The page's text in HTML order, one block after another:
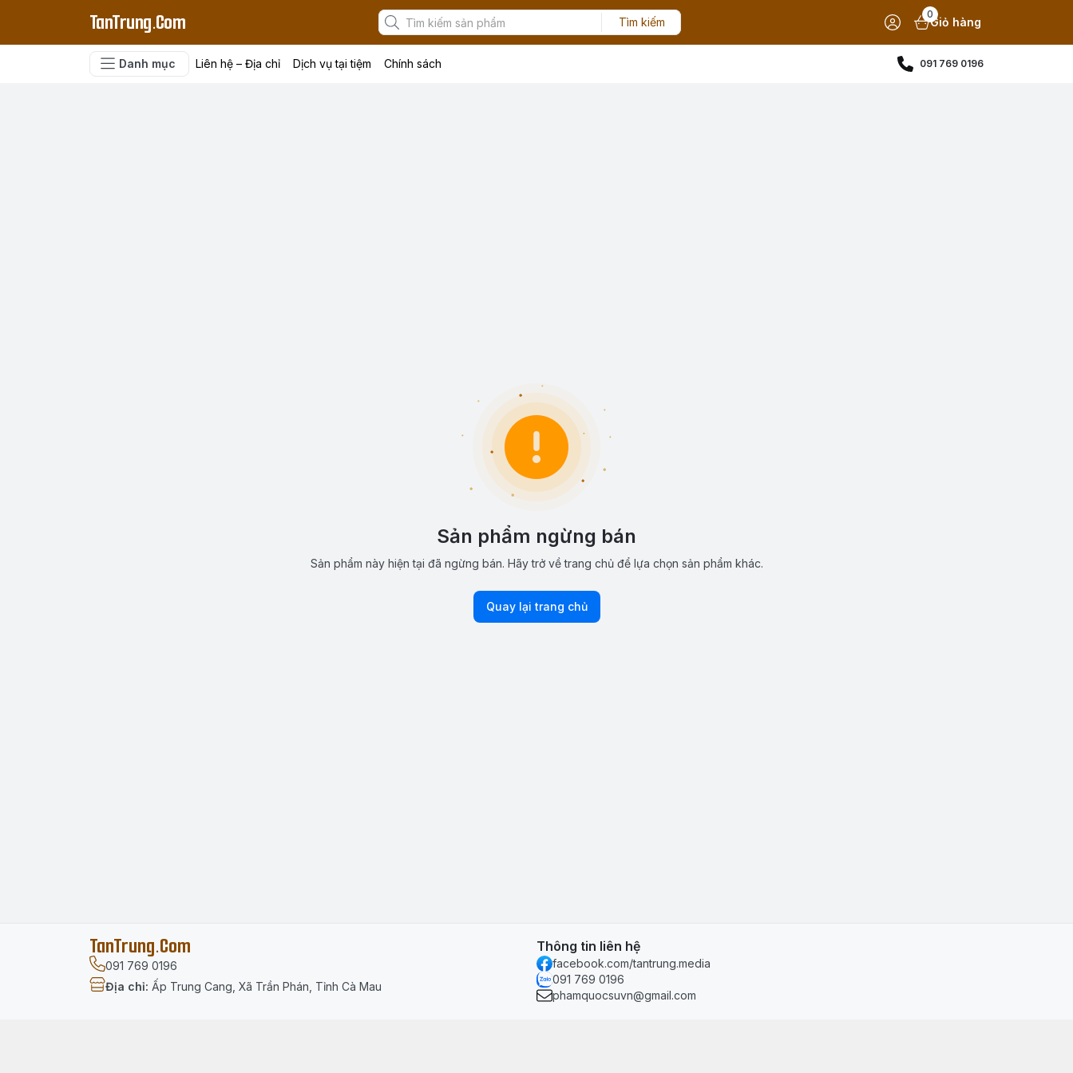
TanTrung.Com Tìm kiếm
0
Giỏ hàng
Danh mục Liên hệ – Địa chỉ Dịch vụ tại tiệm Chính sách 091 769 0196
Sản phẩm ngừng bán
Sản phẩm này hiện tại đã ngừng bán. Hãy trở về trang chủ để lựa chọn sản phẩm khác.
Quay lại trang chủ
TanTrung.Com
091 769 0196
Địa chỉ: Ấp Trung Cang, Xã Trần Phán, Tỉnh Cà Mau
Thông tin liên hệ
facebook.com/tantrung.media
091 769 0196
phamquocsuvn@gmail.com